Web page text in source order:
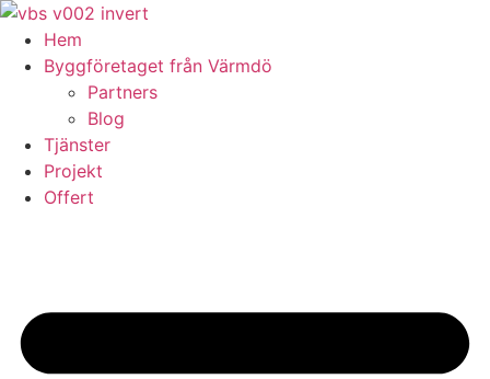
Skip
content
Hem
Byggföretaget från Värmdö
Partners
Blog
Tjänster
Projekt
Offert